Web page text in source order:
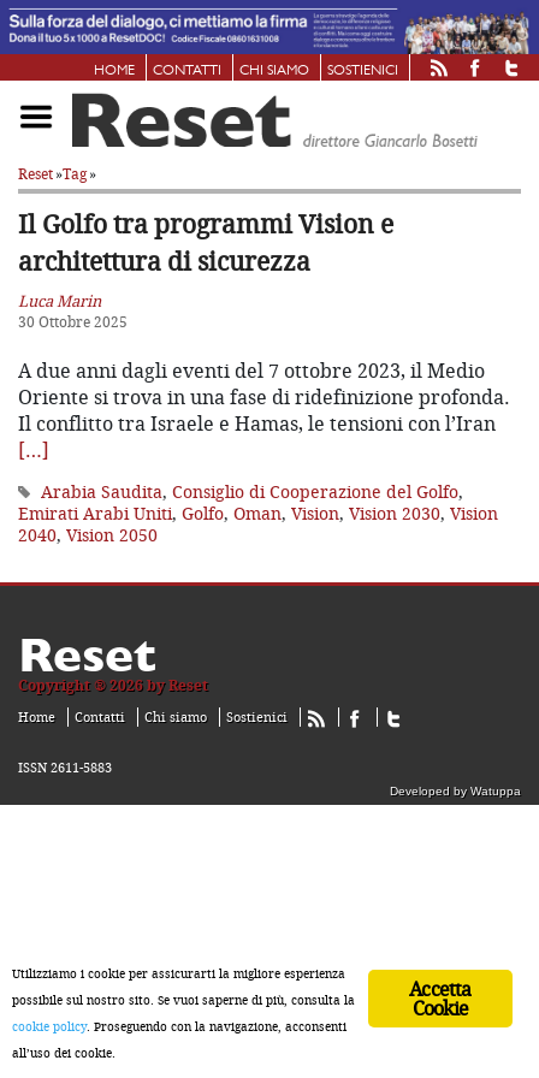
HOME CONTATTI CHI SIAMO SOSTIENICI
Reset»Tag»
Il Golfo tra programmi Vision e
architettura di sicurezza
Luca Marin
30 Ottobre 2025
A due anni dagli eventi del 7 ottobre 2023, il Medio
Oriente si trova in una fase di ridefinizione profonda.
Il conflitto tra Israele e Hamas, le tensioni con l’Iran
[…]
Arabia Saudita, Consiglio di Cooperazione del Golfo,
Emirati Arabi Uniti, Golfo, Oman, Vision, Vision 2030, Vision
2040, Vision 2050
Reset
Copyright ® 2026 by Reset
Home Contatti Chi siamo Sostienici
Developed by Watuppa
ISSN 2611-5883
Accetta
Cookie
Utilizziamo i cookie per assicurarti la migliore esperienza
possibile sul nostro sito. Se vuoi saperne di più, consulta la
cookie policy. Proseguendo con la navigazione, acconsenti
all’uso dei cookie.